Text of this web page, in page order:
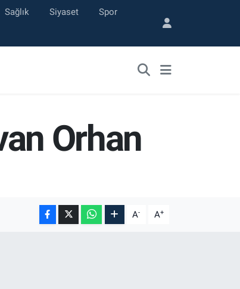
Sağlık Siyaset Spor
Orhan
A- A+